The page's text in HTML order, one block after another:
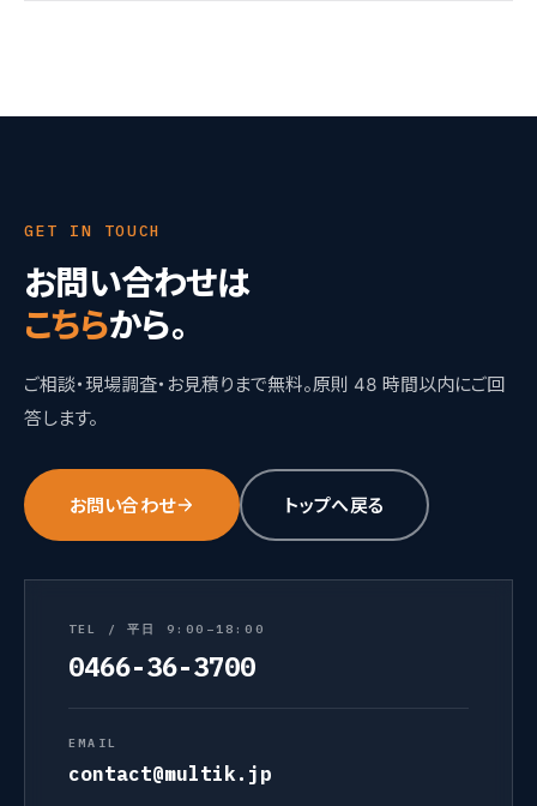
GET IN TOUCH
お問い合わせは
こちらから。
ご相談・現場調査・お見積りまで無料。原則 48 時間以内にご回
答します。
お問い合わせ トップへ戻る
TEL / 平日 9:00–18:00
0466-36-3700
EMAIL
contact@multik.jp